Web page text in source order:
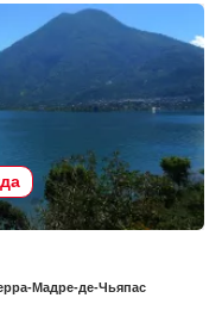
Мадре-де-Чьяпас